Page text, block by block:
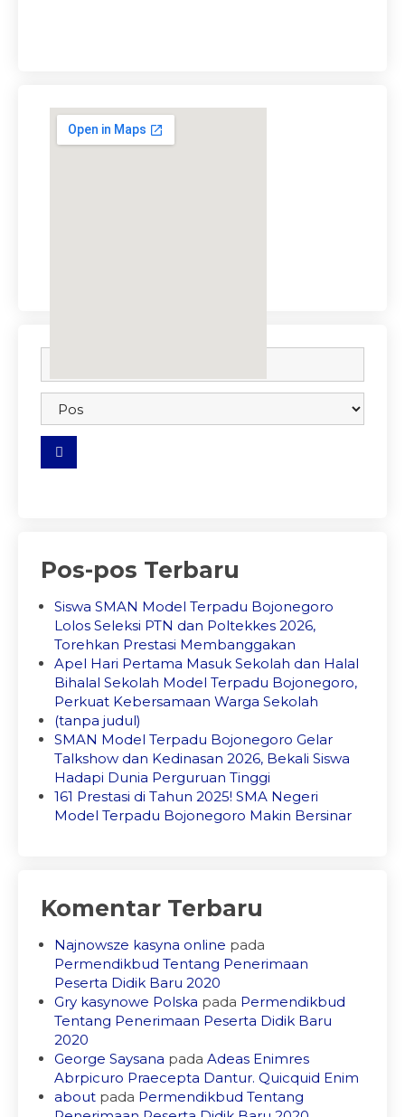
embedgooglemap.net
Pos-pos Terbaru
Siswa SMAN Model Terpadu Bojonegoro
Lolos Seleksi PTN dan Poltekkes 2026,
Torehkan Prestasi Membanggakan
Apel Hari Pertama Masuk Sekolah dan Halal
Bihalal Sekolah Model Terpadu Bojonegoro,
Perkuat Kebersamaan Warga Sekolah
(tanpa judul)
SMAN Model Terpadu Bojonegoro Gelar
Talkshow dan Kedinasan 2026, Bekali Siswa
Hadapi Dunia Perguruan Tinggi
161 Prestasi di Tahun 2025! SMA Negeri
Model Terpadu Bojonegoro Makin Bersinar
Komentar Terbaru
Najnowsze kasyna online pada
Permendikbud Tentang Penerimaan
Peserta Didik Baru 2020
Gry kasynowe Polska pada Permendikbud
Tentang Penerimaan Peserta Didik Baru
2020
George Saysana pada Adeas Enimres
Abrpicuro Praecepta Dantur. Quicquid Enim
about pada Permendikbud Tentang